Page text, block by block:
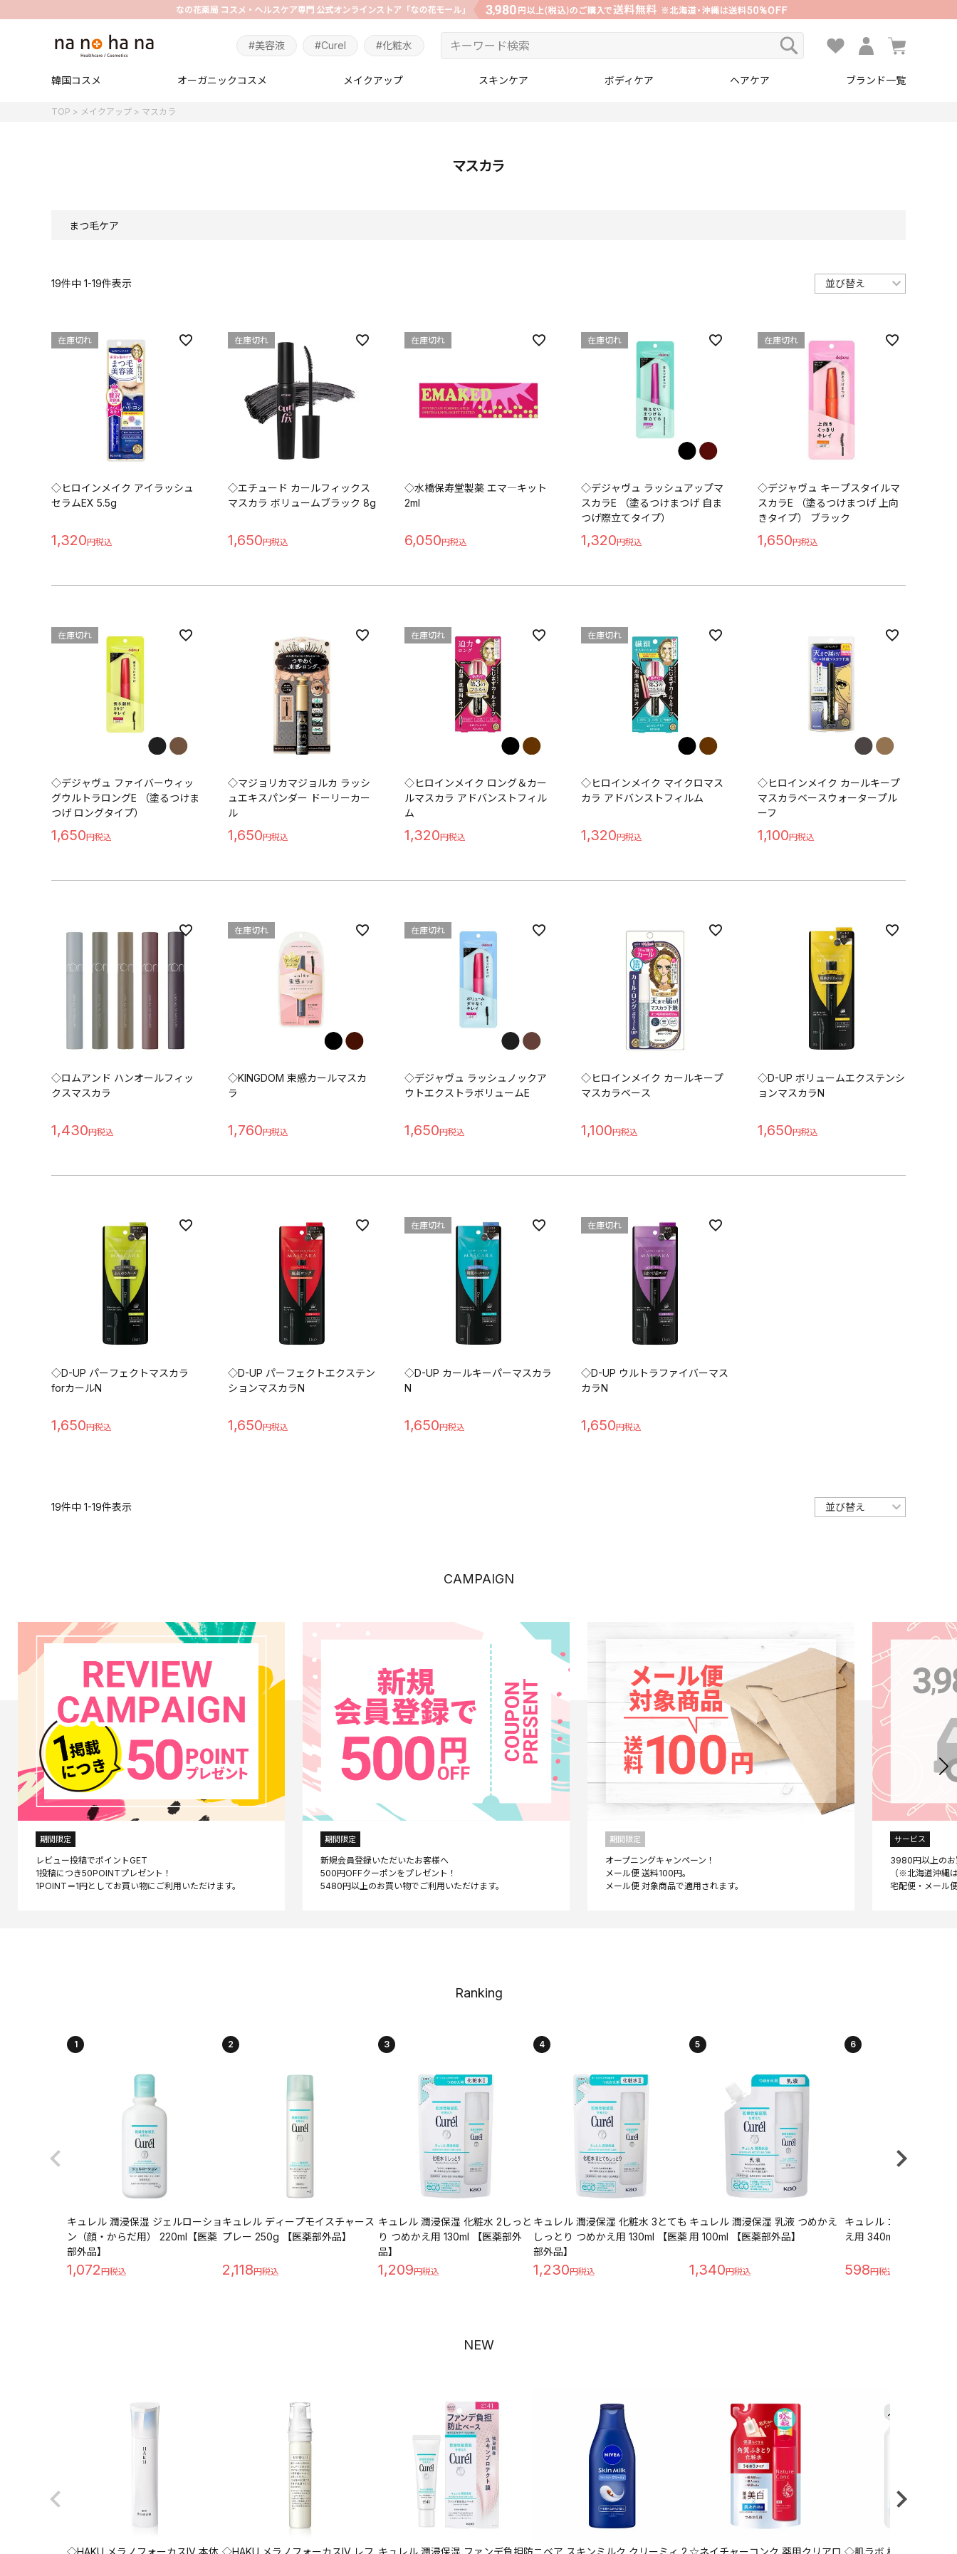
#化粧水
#Curel
#美容液
韓国コスメ オーガニックコスメ メイクアップ スキンケア ボディケア ヘアケア ブランド一覧
TOP メイクアップ マスカラ
マスカラ
まつ毛ケア
19件中 1-19件表示
◇ヒロインメイク アイラッシュ
セラムEX 5.5g
1,320
在庫切れ
◇エチュード カールフィックス
マスカラ ボリュームブラック 8g
1,650
在庫切れ
◇水橋保寿堂製薬 エマ―キット
2ml
6,050
在庫切れ
◇デジャヴュ ラッシュアップマ
スカラE （塗るつけまつげ 自ま
つげ際立てタイプ）
1,320
在庫切れ
◇デジャヴュ キープスタイルマ
スカラE （塗るつけまつげ 上向
きタイプ） ブラック
1,650
在庫切れ
◇デジャヴュ ファイバーウィッ
グウルトラロングE （塗るつけま
つげ ロングタイプ）
1,650
在庫切れ
◇マジョリカマジョルカ ラッシ
ュエキスパンダー ドーリーカー
ル
1,650
◇ヒロインメイク ロング＆カー
ルマスカラ アドバンストフィル
ム
1,320
在庫切れ
◇ヒロインメイク マイクロマス
カラ アドバンストフィルム
1,320
在庫切れ
◇ヒロインメイク カールキープ
マスカラベースウォータープル
ーフ
1,100
◇ロムアンド ハンオールフィッ
クスマスカラ
1,430
◇KINGDOM 束感カールマスカ
ラ
1,760
在庫切れ
◇デジャヴュ ラッシュノックア
ウトエクストラボリュームE
1,650
在庫切れ
◇ヒロインメイク カールキープ
マスカラベース
1,100
◇D-UP ボリュームエクステンシ
ョンマスカラN
1,650
◇D-UP パーフェクトマスカラ
forカールN
1,650
◇D-UP パーフェクトエクステン
ションマスカラN
1,650
◇D-UP カールキーパーマスカラ
N
1,650
在庫切れ
◇D-UP ウルトラファイバーマス
カラN
1,650
在庫切れ
19件中 1-19件表示
CAMPAIGN
期間限定
レビュー投稿でポイントGET
1投稿につき50POINTプレゼント！
期間限定
新規会員登録いただいたお客様へ
500円OFFクーポンをプレゼント！
期間限定
オープニングキャンペーン！
メール便 送料100円。
サービス
3980円以上のお
（※北海道沖縄
Ranking
1
キュレル 潤浸保湿 ジェルローショ
ン（顔・からだ用） 220ml【医薬
部外品】
1,072
2
キュレル ディープモイスチャース
プレー 250g 【医薬部外品】
2,118
3
キュレル 潤浸保湿 化粧水 2しっと
り つめかえ用 130ml 【医薬部外
品】
1,209
4
キュレル 潤浸保湿 化粧水 3とても
しっとり つめかえ用 130ml 【医薬
部外品】
1,230
5
キュレル 潤浸保湿 乳液 つめかえ
用 100ml 【医薬部外品】
1,340
6
キュレル コンディショ
え用 340ml 【医薬部外
598
NEW
◇HAKU メラノフォーカスIV 本体 ◇HAKU メラノフォーカスIV レフ キュレル 潤浸保湿 ファンデ負担防ニベア スキンミルク クリーミィ 2 ☆ネイチャーコンク 薬用クリアロ ◇肌ラボ 極潤ヒアルロ